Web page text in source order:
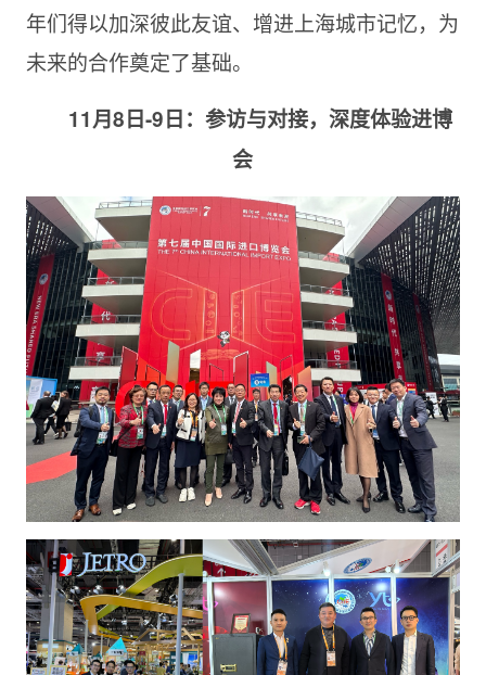
年们得以加深彼此友谊、增进上海城市记忆，为
未来的合作奠定了基础。
11月8日-9日：参访与对接，深度体验进博
会